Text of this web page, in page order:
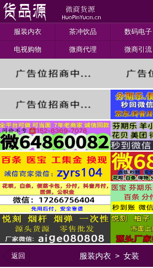
服装内衣 茶冲饮品 数码电子
电视购物 微商代理 微商引流
返回 服装内衣 > 女装